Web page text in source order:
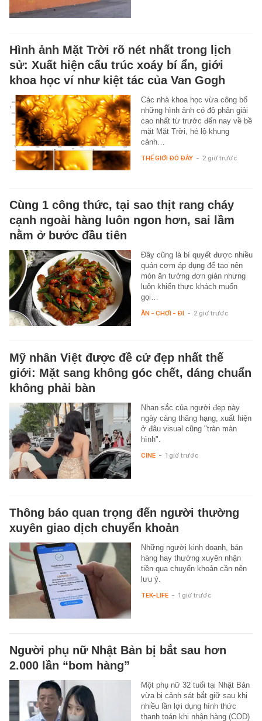
Hình ảnh Mặt Trời rõ nét nhất trong lịch
sử: Xuất hiện cấu trúc xoáy bí ẩn, giới
khoa học ví như kiệt tác của Van Gogh
Các nhà khoa học vừa công bố
những hình ảnh có độ phân giải
cao nhất từ trước đến nay về bề
mặt Mặt Trời, hé lộ khung
cảnh…
THẾ GIỚI ĐÓ ĐÂY - 2 giờ trước
Cùng 1 công thức, tại sao thịt rang cháy
cạnh ngoài hàng luôn ngon hơn, sai lầm
nằm ở bước đầu tiên
Đây cũng là bí quyết được nhiều
quán cơm áp dụng để tạo nên
món ăn tưởng đơn giản nhưng
luôn khiến thực khách muốn
gọi…
ĂN - CHƠI - ĐI - 2 giờ trước
Mỹ nhân Việt được đề cử đẹp nhất thế
giới: Mặt sang không góc chết, dáng chuẩn
không phải bàn
Nhan sắc của người đẹp này
ngày càng thăng hạng, xuất hiện
ở đâu visual cũng "tràn màn
hình".
CINE - 1 giờ trước
Thông báo quan trọng đến người thường
xuyên giao dịch chuyển khoản
Những người kinh doanh, bán
hàng hay thường xuyên nhận
tiền qua chuyển khoản cần nên
lưu ý.
TEK-LIFE - 1 giờ trước
Người phụ nữ Nhật Bản bị bắt sau hơn
2.000 lần “bom hàng”
Một phụ nữ 32 tuổi tại Nhật Bản
vừa bị cảnh sát bắt giữ sau khi
nhiều lần lợi dụng hình thức
thanh toán khi nhận hàng (COD)